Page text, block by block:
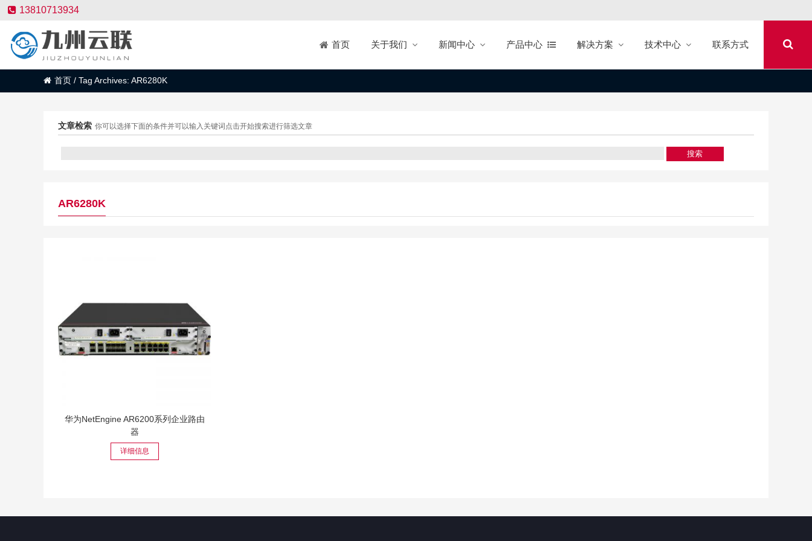
13810713934
首页 关于我们 新闻中心 产品中心 解决方案 技术中心 联系方式
首页 / Tag Archives: AR6280K
文章检索 你可以选择下面的条件并可以输入关键词点击开始搜索进行筛选文章
AR6280K
华为NetEngine AR6200系列企业路由
器
详细信息